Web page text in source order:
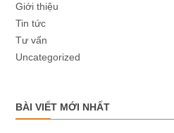
Giới thiệu
Tin tức
Tư vấn
Uncategorized
BÀI VIẾT MỚI NHẤT